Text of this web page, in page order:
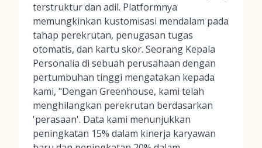
terstruktur dan adil. Platformnya
memungkinkan kustomisasi mendalam pada
tahap perekrutan, penugasan tugas
otomatis, dan kartu skor. Seorang Kepala
Personalia di sebuah perusahaan dengan
pertumbuhan tinggi mengatakan kepada
kami, "Dengan Greenhouse, kami telah
menghilangkan perekrutan berdasarkan
'perasaan'. Data kami menunjukkan
peningkatan 15% dalam kinerja karyawan